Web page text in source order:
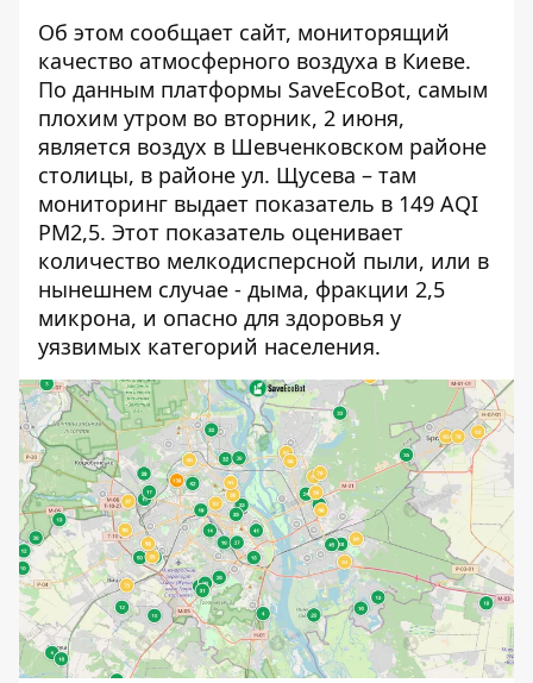
Об этом сообщает сайт, мониторящий
качество атмосферного воздуха в Киеве.
По данным платформы SaveEcoBot, самым
плохим утром во вторник, 2 июня,
является воздух в Шевченковском районе
столицы, в районе ул. Щусева – там
мониторинг выдает показатель в 149 AQI
PM2,5. Этот показатель оценивает
количество мелкодисперсной пыли, или в
нынешнем случае - дыма, фракции 2,5
микрона, и опасно для здоровья у
уязвимых категорий населения.